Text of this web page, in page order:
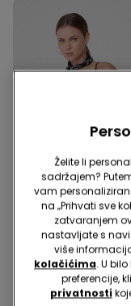
2 Boje
Bodi Tankih
od Rebrastog Pamuka
Želite li
sadržajem?
vam
na „Prihvati sve
zatvaranjem
nastavljate s
više
kolačićima. U
preferencije,
privatnosti